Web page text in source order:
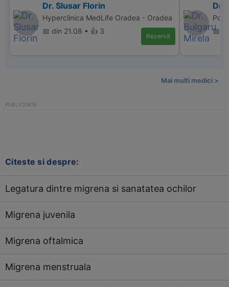
Dr. Slusar Florin
Hyperclinica MedLife Oradea - Oradea
📅 din 21.08 • 👍 3
Rezervă
Dr.
📅
Mai multi medici >
Citeste si despre:
Legatura dintre migrena si sanatatea ochilor
Migrena juvenila
Migrena oftalmica
Migrena menstruala